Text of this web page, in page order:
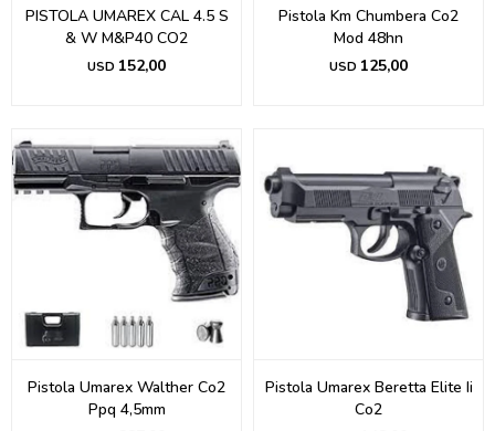
PISTOLA UMAREX CAL 4.5 S
& W M&P40 CO2
USD 152,00
Pistola Km Chumbera Co2
Mod 48hn
USD 125,00
Pistola Umarex Walther Co2
Ppq 4,5mm
Pistola Umarex Beretta Elite Ii
Co2